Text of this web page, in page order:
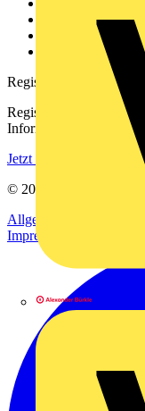
Downloadbereich
Häufig gestellte
voltimum.com
Registrierung
Registrieren Sie sich
Informationen aus der
Jetzt registrieren
© 2002-
Allgemeine
Impressum